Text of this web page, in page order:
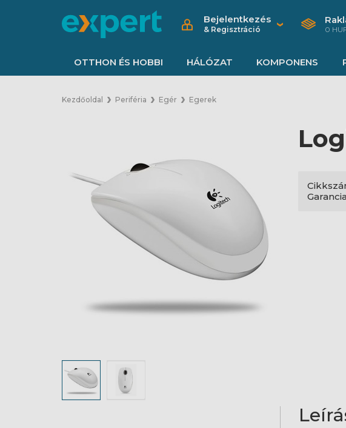
Bejelentkezés
& Regisztráció 0
OTTHON ÉS HOBBI HÁLÓZAT KOMPONENS
Kezdőoldal Periféria Egér Egerek